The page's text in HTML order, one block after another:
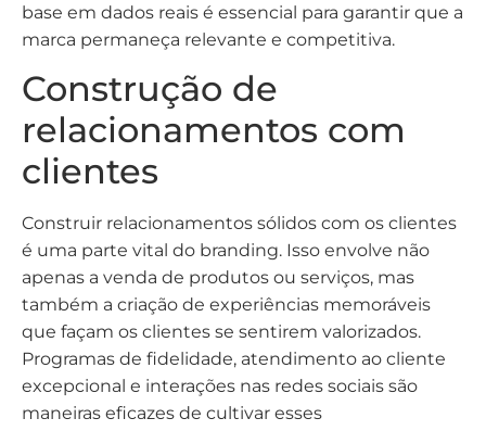
base em dados reais é essencial para garantir que a
marca permaneça relevante e competitiva.
Construção de
relacionamentos com
clientes
Construir relacionamentos sólidos com os clientes
é uma parte vital do branding. Isso envolve não
apenas a venda de produtos ou serviços, mas
também a criação de experiências memoráveis
que façam os clientes se sentirem valorizados.
Programas de fidelidade, atendimento ao cliente
excepcional e interações nas redes sociais são
maneiras eficazes de cultivar esses